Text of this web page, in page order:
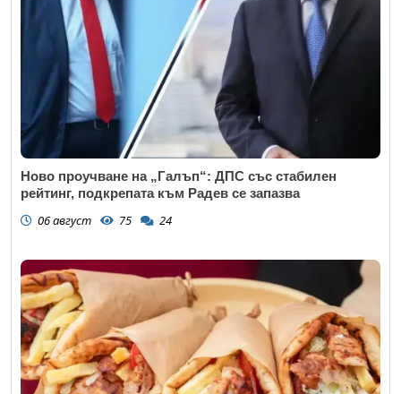
Коментар*
Ново проучване на „Галъп“: ДПС със стабилен
рейтинг, подкрепата към Радев се запазва
06 август 75 24